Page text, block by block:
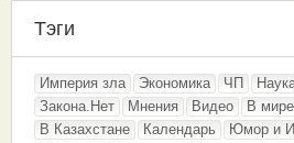
Тэги
Империя зла Экономика ЧП
Закона.Нет
Мнения Видео В мире
В Казахстане
Календарь Юмор и